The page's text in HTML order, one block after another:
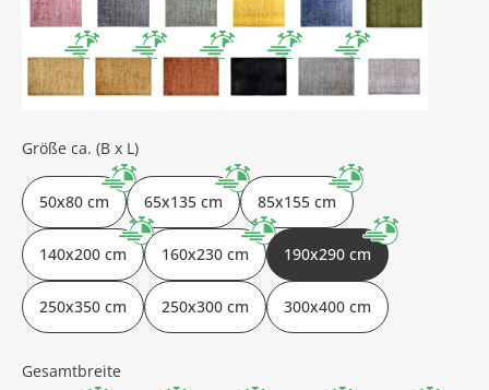
Größe ca. (B x L)
50x80 cm 65x135 cm 85x155 cm
140x200 cm 160x230 cm 190x290 cm
250x350 cm 250x300 cm 300x400 cm
Gesamtbreite